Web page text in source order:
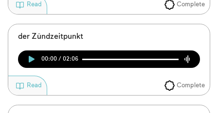
Complete
Read
der Zündzeitpunkt
00:00 / 02:06
Complete
Read